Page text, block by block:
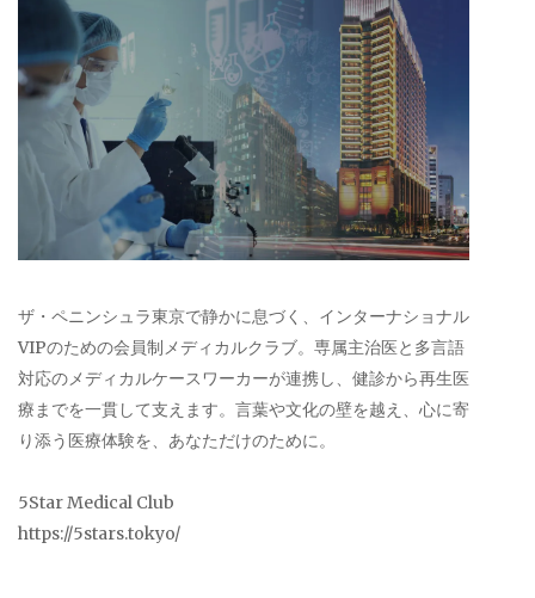
ザ・ペニンシュラ東京で静かに息づく、インターナショナル
VIPのための会員制メディカルクラブ。専属主治医と多言語
対応のメディカルケースワーカーが連携し、健診から再生医
療までを一貫して支えます。言葉や文化の壁を越え、心に寄
り添う医療体験を、あなただけのために。
5Star Medical Club
https://5stars.tokyo/